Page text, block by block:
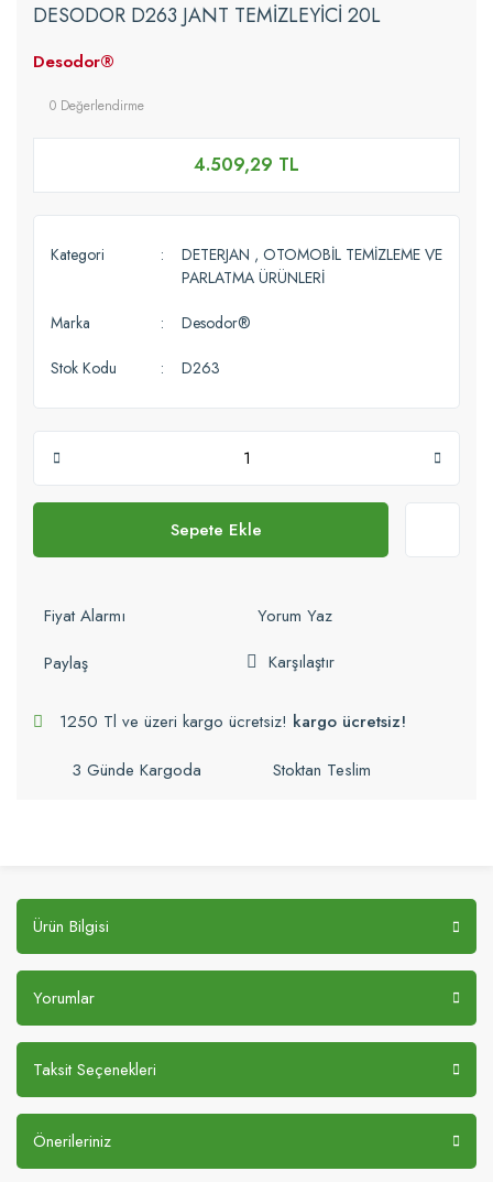
DESODOR D263 JANT TEMİZLEYİCİ 20L
Desodor®
0 Değerlendirme
4.509,29 TL
Kategori DETERJAN , OTOMOBİL TEMİZLEME VE
PARLATMA ÜRÜNLERİ
Marka Desodor®
Stok Kodu D263
Sepete Ekle
Fiyat Alarmı
Yorum Yaz
Paylaş
Karşılaştır
1250 Tl ve üzeri kargo ücretsiz! kargo ücretsiz!
3 Günde Kargoda
Stoktan Teslim
Ürün Bilgisi
Yorumlar
Taksit Seçenekleri
Önerileriniz